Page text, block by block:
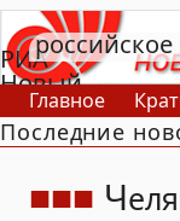
РИА
Новый
День
Главное
В России
В
Последние
Ч